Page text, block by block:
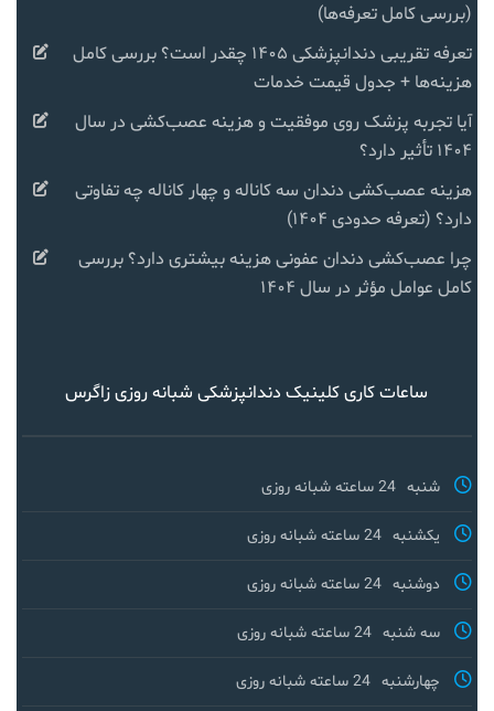
(بررسی کامل تعرفه‌ها)
تعرفه تقریبی دندانپزشکی ۱۴۰۵ چقدر است؟ بررسی کامل
هزینه‌ها + جدول قیمت خدمات
آیا تجربه پزشک روی موفقیت و هزینه عصب‌کشی در سال
۱۴۰۴ تأثیر دارد؟
هزینه عصب‌کشی دندان سه کاناله و چهار کاناله چه تفاوتی
دارد؟ (تعرفه حدودی ۱۴۰۴)
چرا عصب‌کشی دندان عفونی هزینه بیشتری دارد؟ بررسی
کامل عوامل مؤثر در سال ۱۴۰۴
ساعات کاری کلینیک دندانپزشکی شبانه روزی زاگرس
شنبه 24 ساعته شبانه روزی
یکشنبه 24 ساعته شبانه روزی
دوشنبه 24 ساعته شبانه روزی
سه شنبه 24 ساعته شبانه روزی
چهارشنبه 24 ساعته شبانه روزی